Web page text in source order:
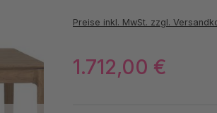
Preise inkl. MwSt. zzgl.
1.712,00 €